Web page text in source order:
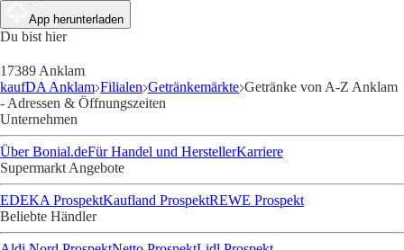
App herunterladen
Du bist hier
17389 Anklam
kaufDA Anklam Filialen Getränkemärkte Getränke von A-Z Anklam
- Adressen & Öffnungszeiten
Unternehmen
Über Bonial.deFür Handel und HerstellerKarriere
Supermarkt Angebote
EDEKA ProspektKaufland ProspektREWE Prospekt
Beliebte Händler